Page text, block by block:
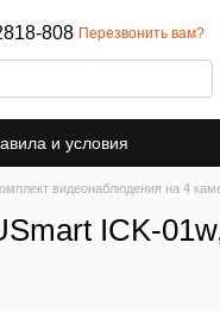
808 Перезвонить вам?
и условия
видеонаблюдения на 4
ICK-